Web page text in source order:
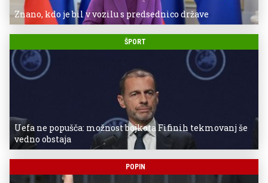
Znano, kdo je bil v vozilu s predsednico države
ŠPORT
Uefa ne popušča: možnost bojkota Fifinih tekmovanj še
vedno obstaja
POPIN